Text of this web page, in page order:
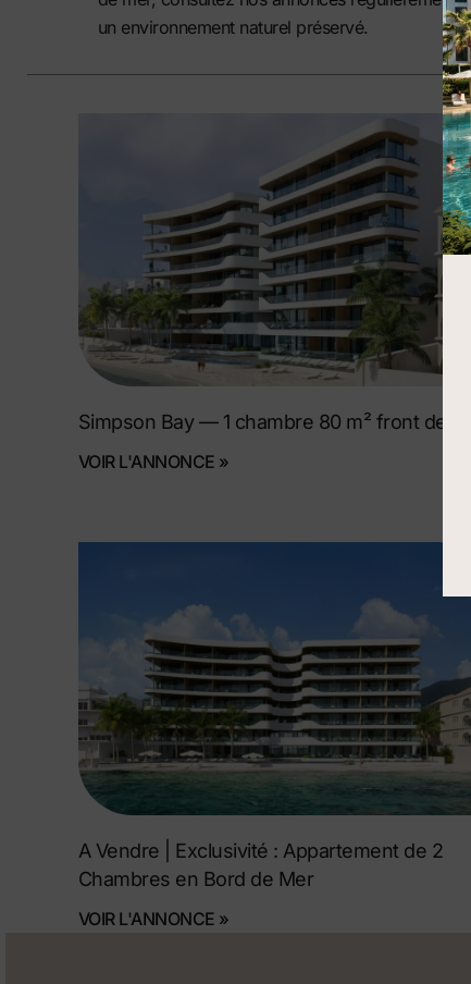
un environnement naturel préservé.
Simpson Bay — 1 chambre 80 m² front de
VOIR L'ANNONCE »
A Vendre | Exclusivité : Appartement de 2
Chambres en Bord de Mer
VOIR L'ANNONCE »